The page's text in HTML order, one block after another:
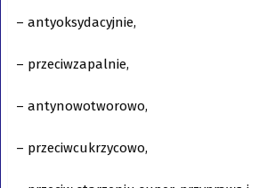
– antyoksydacyjnie,
– przeciwzapalnie,
– antynowotworowo,
– przeciwcukrzycowo,